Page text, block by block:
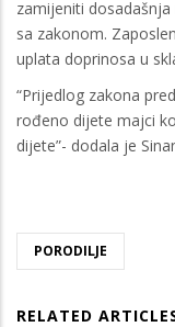
zamijeniti
sa zakonom.
uplata doprinosa u
“Prijedlog zakona
rođeno dijete majci
dijete”- dodala je
PORODILJE
RELATED